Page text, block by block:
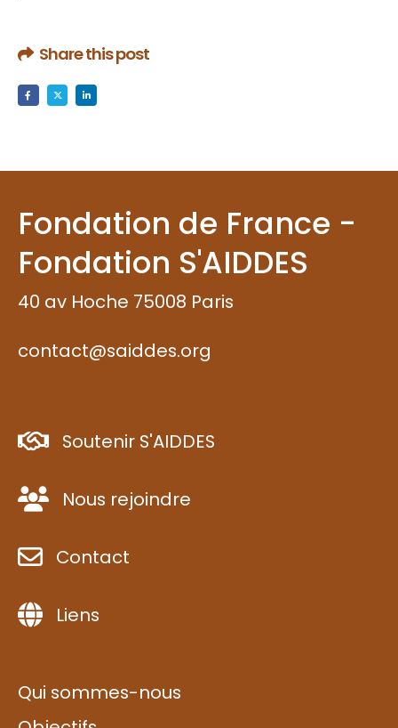
Share this post
Fondation de France -
Fondation S'AIDDES
40 av Hoche 75008 Paris
contact@saiddes.org
Soutenir S'AIDDES
Nous rejoindre
Contact
Liens
Qui sommes-nous